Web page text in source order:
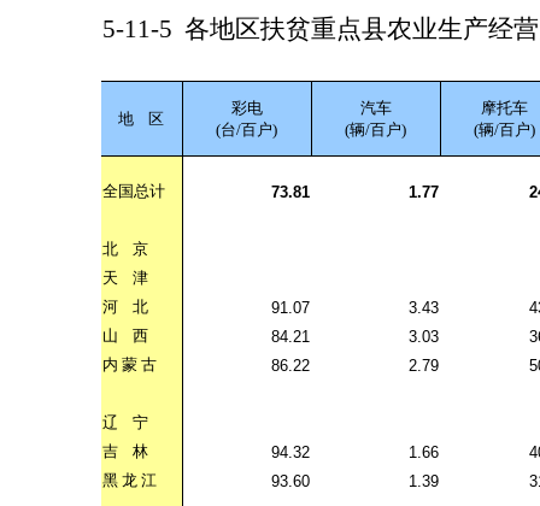
5-11-5 各地区扶贫重点县农业生产经
地 区
彩电
(台/百户)
汽车
(辆/百户)
摩托车
(辆/百户)
全国总计 73.81 1.77
北
京
天
津
河
北 91.07 3.43
山
西 84.21 3.03
内 蒙 古 86.22 2.79
辽
宁
吉
林 94.32 1.66
黑 龙 江 93.60 1.39